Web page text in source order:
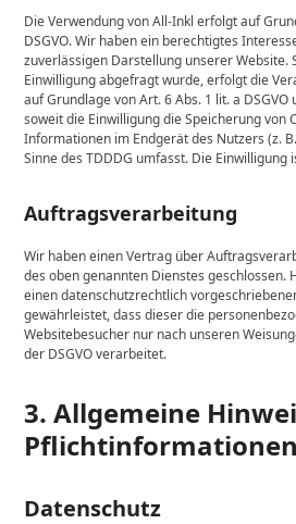
Die Verwendung von All-Inkl erfolgt auf
DSGVO. Wir haben ein berechtigtes
zuverlässigen Darstellung unserer Website.
Einwilligung abgefragt wurde, erfolgt die
auf Grundlage von Art. 6 Abs. 1 lit. a DSGVO
soweit die Einwilligung die Speicherung von
Informationen im Endgerät des Nutzers (z.
Sinne des TDDDG umfasst. Die
Auftragsverarbeitung
Wir haben einen Vertrag über
des oben genannten Dienstes geschlossen.
einen datenschutzrechtlich
gewährleistet, dass dieser die
Websitebesucher nur nach unseren
der DSGVO verarbeitet.
3. Allgemeine
Pflicht­informationen
Datenschutz